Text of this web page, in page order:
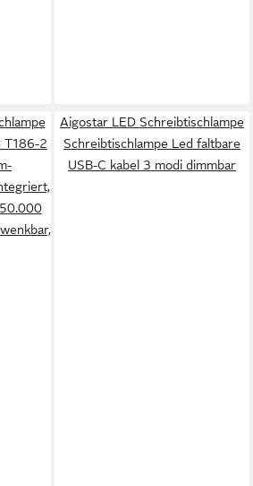
T186-2
Aigostar LED Schreibtischlampe
Schreibtischlampe Led faltbare
USB-C kabel 3 modi dimmbar